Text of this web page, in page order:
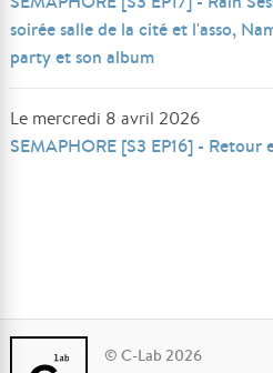
soirée salle de la cité et l'asso,
party et son album
Le mercredi 8 avril 2026
SEMAPHORE [S3 EP16] - Retour
© C-Lab 2026